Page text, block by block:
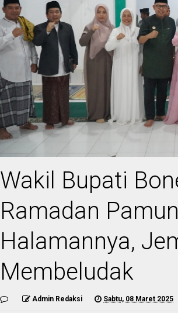
Wakil Bupati
Ramadan
Halamannya,
Membeludak
Admin Redaksi Sabtu, 08 Maret 2025